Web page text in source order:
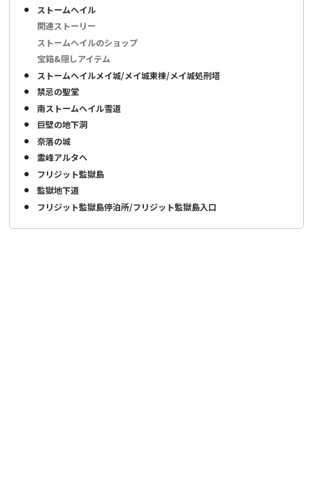
ストームヘイル
関連ストーリー
ストームヘイルのショップ
宝箱&隠しアイテム
ストームヘイルメイ城/メイ城東棟/メイ城処刑塔
禁忌の聖堂
南ストームヘイル雪道
巨壁の地下洞
奈落の城
霊峰アルタヘ
フリジット監獄島
監獄地下道
フリジット監獄島停泊所/フリジット監獄島入口